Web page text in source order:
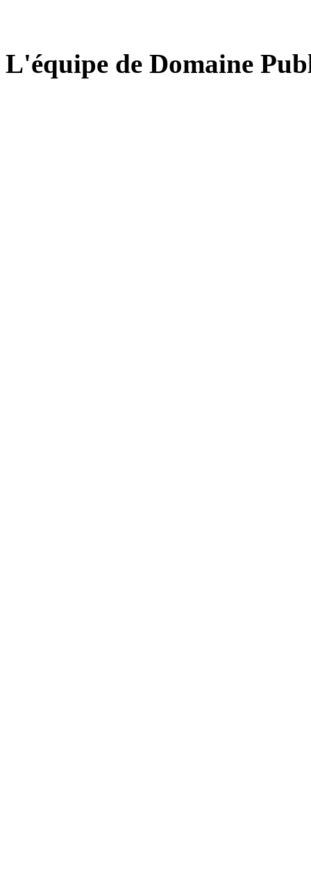
L'équipe de Domaine